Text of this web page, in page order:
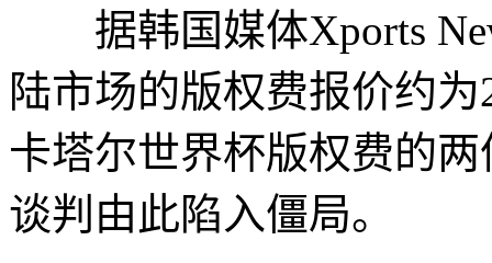
据韩国媒体Xports
陆市场的版权费报价约
卡塔尔世界杯版权费的
谈判由此陷入僵局。